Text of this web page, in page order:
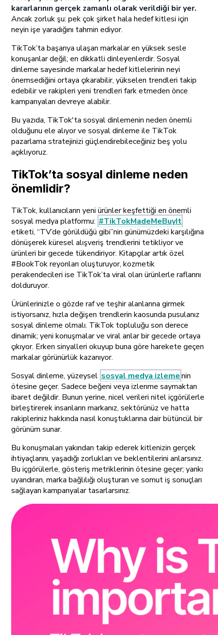
kararlarının gerçek zamanlı olarak verildiği bir yer.
Ancak zorluk şu: pek çok şirket hala hedef kitlesi için
neyin işe yaradığını tahmin ediyor.
TikTok’ta başarıya ulaşan markalar en yüksek sesle
konuşanlar değil; en dikkatli dinleyenlerdir. Sosyal
dinleme sayesinde markalar hedef kitlelerinin neyi
önemsediğini ortaya çıkarabilir, yükselen trendleri takip
edebilir ve rakipleri yeni trendleri fark etmeden önce
kampanyaları devreye alabilir.
Bu yazıda, TikTok'ta sosyal dinlemenin neden önemli
olduğunu ele alıyor ve sosyal dinleme ile TikTok
pazarlama stratejinizi güçlendirebileceğiniz beş yolu
açıklıyoruz.
TikTok’ta sosyal dinleme neden
önemlidir?
TikTok, kullanıcıların yeni ürünler keşfettiği en önemli
sosyal medya platformu: #TikTokMadeMeBuyIt
etiketi, “TV’de görüldüğü gibi”nin günümüzdeki karşılığına
dönüşerek küresel alışveriş trendlerini tetikliyor ve
ürünleri bir gecede tükendiriyor. Kitapçılar artık özel
#BookTok reyonları oluşturuyor, kozmetik
perakendecileri ise TikTok’ta viral olan ürünlerle raflarını
dolduruyor.
Ürünlerinizle o gözde raf ve teşhir alanlarına girmek
istiyorsanız, hızla değişen trendlerin kaosunda pusulanız
sosyal dinleme olmalı. TikTok topluluğu son derece
dinamik; yeni konuşmalar ve viral anlar bir gecede ortaya
çıkıyor. Erken sinyalleri okuyup buna göre harekete geçen
markalar görünürlük kazanıyor.
Sosyal dinleme, yüzeysel sosyal medya izlemenin
ötesine geçer. Sadece beğeni veya izlenme saymaktan
ibaret değildir. Bunun yerine, nicel verileri nitel içgörülerle
birleştirerek insanların markanız, sektörünüz ve hatta
rakipleriniz hakkında nasıl konuştuklarına dair bütüncül bir
görünüm sunar.
Bu konuşmaları yakından takip ederek kitlenizin gerçek
ihtiyaçlarını, yaşadığı zorlukları ve beklentilerini anlarsınız.
Bu içgörülerle, gösteriş metriklerinin ötesine geçer; yankı
uyandıran, marka bağlılığı oluşturan ve somut iş sonuçları
sağlayan kampanyalar tasarlarsınız.